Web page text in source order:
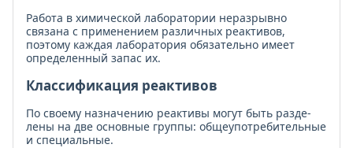
Работа в химической лаборатории неразрывно
связана с применением различных реактивов,
поэтому каждая лаборатория обязательно имеет
определенный запас их.
Классификация реактивов
По своему назначению реактивы могут быть разде­
лены на две основные группы: общеупотребительные
и специальные.